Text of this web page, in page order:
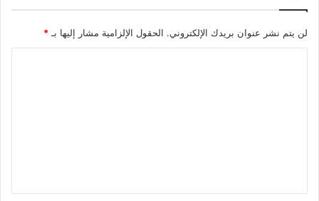
لن يتم نشر عنوان بريدك الإلكتروني. الحقول الإلزامية مشار إليها بـ*